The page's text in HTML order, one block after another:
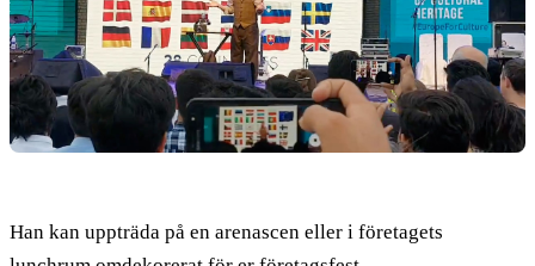
Han kan uppträda på en arenascen eller i företagets